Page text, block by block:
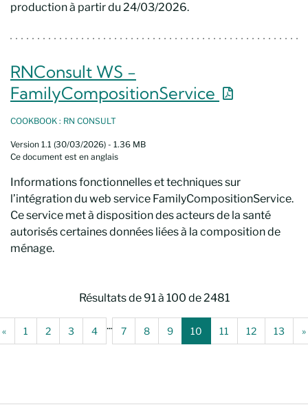
production à partir du 24/03/2026.
RNConsult WS -
FamilyCompositionService Nouvelle
COOKBOOK : RN CONSULT
Version 1.1 (30/03/2026) - 1.36 MB
Ce document est en anglais
Informations fonctionnelles et techniques sur
l’intégration du web service FamilyCompositionService.
Ce service met à disposition des acteurs de la santé
autorisés certaines données liées à la composition de
ménage.
Résultats de 91 à 100 de 2481
«(Page de recherche précédente)
1 2 3 4 ... 7 8 9 10 (Page actuelle)
11 12 13 »